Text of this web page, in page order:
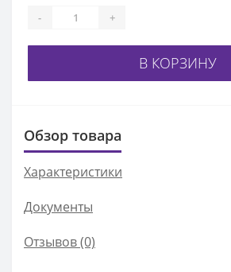
- +
В КОРЗИНУ
Обзор товара
Характеристики
Документы
Отзывов (0)